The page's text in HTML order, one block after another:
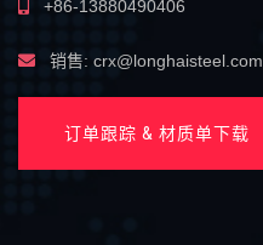
+86-13880490406
销售: crx@longhaisteel.com
订单跟踪 & 材质单下载